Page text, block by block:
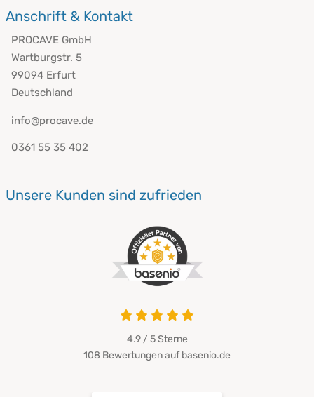
Anschrift & Kontakt
PROCAVE GmbH
Wartburgstr. 5
99094 Erfurt
Deutschland
info@procave.de
0361 55 35 402
Unsere Kunden sind zufrieden
4.9 von 5
4.9 / 5Sterne
108 Bewertungen auf basenio.de